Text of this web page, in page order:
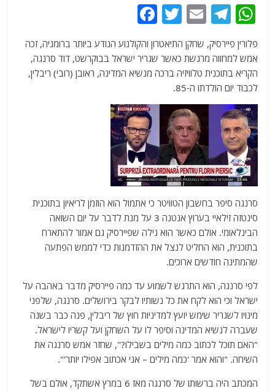
W
at
s
A
p
p
T
e
g
ra
m
E
ai
l
T
itt
er
a
c
e
o
o
k
פלורין פיירסיק, שחקן התיאטרון והקולנוע הנודע ביותר ברומניה, זכה
אמש למחווה מרגשת כאשר שגריר ישראל בבוקרשט, דוד סרנגה,
הקריא בתוכנית טלוויזיה ברכה מנשיא המדינה, ראובן (רובי) ריבלין,
לכבוד יום הולדתו ה-85.
סרנגה סיפר בחשבון הטוויטר כי אתמול הוא הוזמן לריאיון בתוכנית
סינטזה זילאיי בערוץ אנטנה 3 על מנת לדבר על יום השואה
הבינלאומי. אולם כאשר הוא גילה שפיירסיק גם אמור להתארח
בתוכנית, הוא החליט לנצל את ההזדמנות כדי לממש הפתעה
שהמתינה חודשים ארוכים.
לפי סרנגה, הוא התרגש לשמוע עד כמה פיירסיק מדבר באהבה על
ישראל וכי הוא לקח את כל נשותיו לבקר בירושלים. סרנגה, שלפני
מינויו לשגריר שימש יועץ למדיניות חוץ של ריבלין, פנה כבר בשנה
שעברה לנשיא המדינה וסיפר לו על השחקן ועל קשריו לישראל.
"האם תוכל לכתוב כמה מילים בשבילו?", שחזר אמש סרנגה את
השיחה. "והוא אמר 'כמה מילים – אני אכתוב אפילו יותר'".
המכתב היה ברשותו של סרנגה מאז 6 במרץ אשתקד, אולם בשל